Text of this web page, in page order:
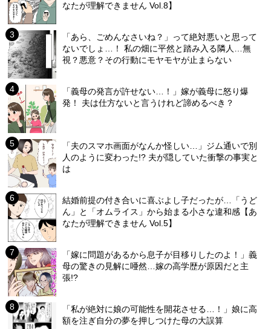
なたが理解できません Vol.8】
「あら、ごめんなさいね？」って絶対悪いと思って
ないでしょ…！ 私の畑に平然と踏み入る隣人…無
視？悪意？その行動にモヤモヤが止まらない
「義母の発言が許せない…！」嫁が義母に怒り爆
発！ 夫は仕方ないと言うけれど諦めるべき？
「夫のスマホ画面がなんか怪しい…」ジム通いで別
人のように変わった!? 夫が隠していた衝撃の事実と
は
結婚前提の付き合いに喜ぶよし子だったが…「うど
ん」と「オムライス」から始まる小さな違和感【あ
なたが理解できません Vol.5】
「嫁に問題があるから息子が目移りしたのよ！」義
母の驚きの見解に唖然…嫁の高学歴が原因だと主
張!?
「私が絶対に娘の可能性を開花させる…！」娘に高
額を注ぎ自分の夢を押しつけた母の大誤算